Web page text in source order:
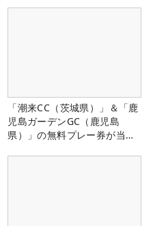
「潮来CC（茨城県）」＆「鹿
児島ガーデンGC（鹿児島
県）」の無料プレー券が当た